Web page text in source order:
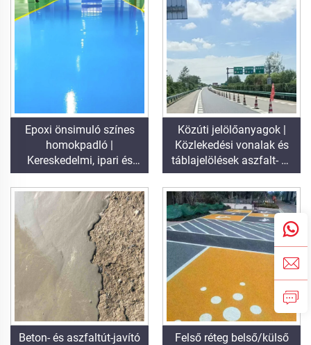
Epoxi önsimuló színes
homokpadló |
Kereskedelmi, ipari és
premium lakóépítési
projektekhez
Közúti jelölőanyagok |
Közlekedési vonalak és
táblajelölések aszfalt- és
betonburkolatokhoz
Beton- és aszfaltút-javító
Felső réteg belső/külső